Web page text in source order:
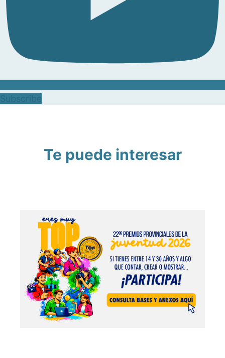
Te puede interesar